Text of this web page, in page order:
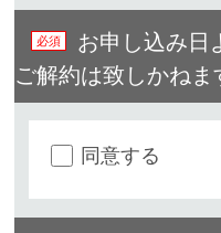
お申し込み日
ご解約は致しかね
同意する